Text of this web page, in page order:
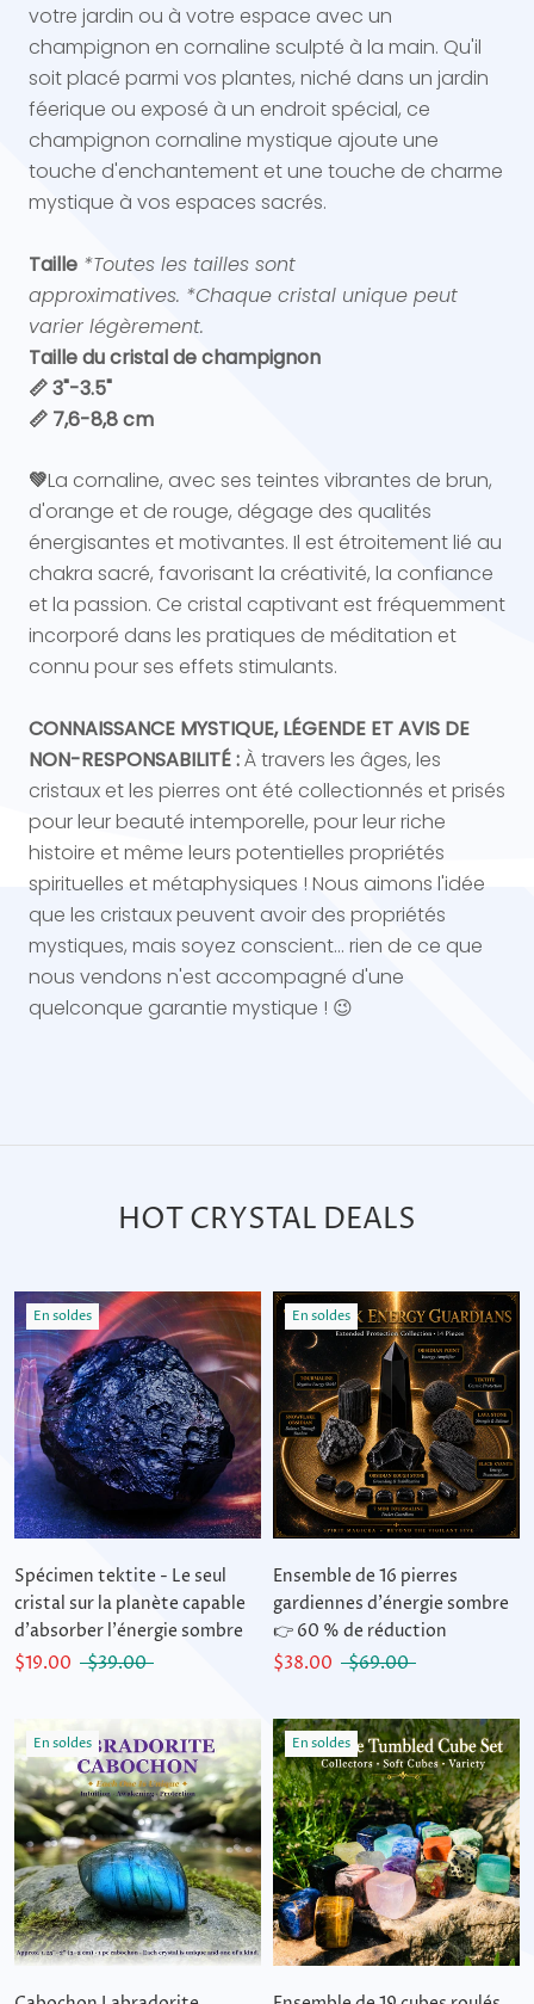
votre jardin ou à votre espace avec un
champignon en cornaline sculpté à la main. Qu'il
soit placé parmi vos plantes, niché dans un jardin
féerique ou exposé à un endroit spécial, ce
champignon cornaline mystique ajoute une
touche d'enchantement et une touche de charme
mystique à vos espaces sacrés.
Taille *Toutes les tailles sont
approximatives. *Chaque cristal unique peut
varier légèrement.
Taille du cristal de champignon
📏 3"-3.5"
📏 7,6-8,8 cm
💚La cornaline, avec ses teintes vibrantes de brun,
d'orange et de rouge, dégage des qualités
énergisantes et motivantes. Il est étroitement lié au
chakra sacré, favorisant la créativité, la confiance
et la passion. Ce cristal captivant est fréquemment
incorporé dans les pratiques de méditation et
connu pour ses effets stimulants.
CONNAISSANCE MYSTIQUE, LÉGENDE ET AVIS DE
NON-RESPONSABILITÉ :À travers les âges, les
cristaux et les pierres ont été collectionnés et prisés
pour leur beauté intemporelle, pour leur riche
histoire et même leurs potentielles propriétés
spirituelles et métaphysiques ! Nous aimons l'idée
que les cristaux peuvent avoir des propriétés
mystiques, mais soyez conscient... rien de ce que
nous vendons n'est accompagné d'une
quelconque garantie mystique ! 😉
HOT CRYSTAL DEALS
En soldes
Spécimen tektite - Le seul
cristal sur la planète capable
d'absorber l'énergie sombre
$19.00
$39.00
En soldes
Ensemble de 16 pierres
gardiennes d'énergie sombre
👉 60 % de réduction
$38.00
$69.00
En soldes En soldes